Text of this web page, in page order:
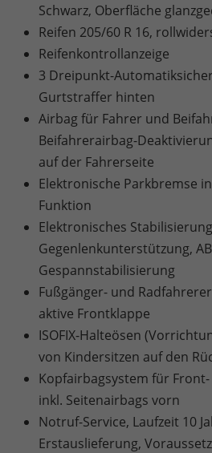
Schwarz, Oberfläche
Reifen 205/60 R 16,
Reifenkontrollanzeige
3 Dreipunkt-
Gurtstraffer hinten
Airbag für Fahrer und
Beifahrerairbag-
auf der Fahrerseite
Elektronische Parkbremse
Funktion
Elektronisches
Gegenlenkunterstützung,
Gespannstabilisierung
Fußgänger- und
aktive Frontklappe
ISOFIX-Halteösen
von Kindersitzen auf den
Kopfairbagsystem für
inkl. Seitenairbags vorn
Notruf-Service, Laufzeit 10
Erstauslieferung,